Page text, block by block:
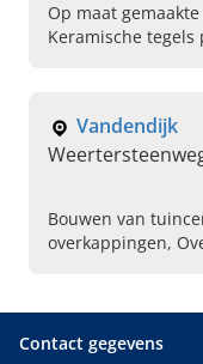
Op maat
Keramische
Vandendijk
Bouwen van
overkappingen,
plaatsen, Luxe
Contact gegevens